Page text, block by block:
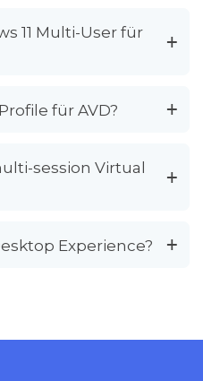
11 Multi-User für
für AVD?
session Virtual
Experience?